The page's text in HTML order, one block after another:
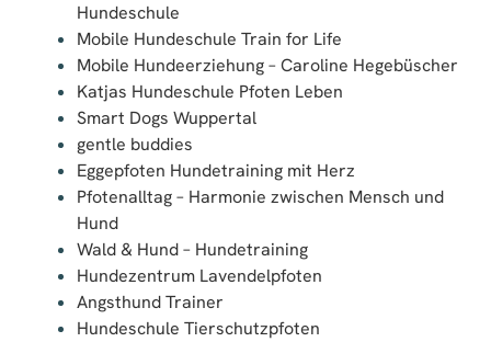
Hundeschule
Mobile Hundeschule Train for Life
Mobile Hundeerziehung – Caroline Hegebüscher
Katjas Hundeschule Pfoten Leben
Smart Dogs Wuppertal
gentle buddies
Eggepfoten Hundetraining mit Herz
Pfotenalltag – Harmonie zwischen Mensch und
Hund
Wald & Hund – Hundetraining
Hundezentrum Lavendelpfoten
Angsthund Trainer
Hundeschule Tierschutzpfoten